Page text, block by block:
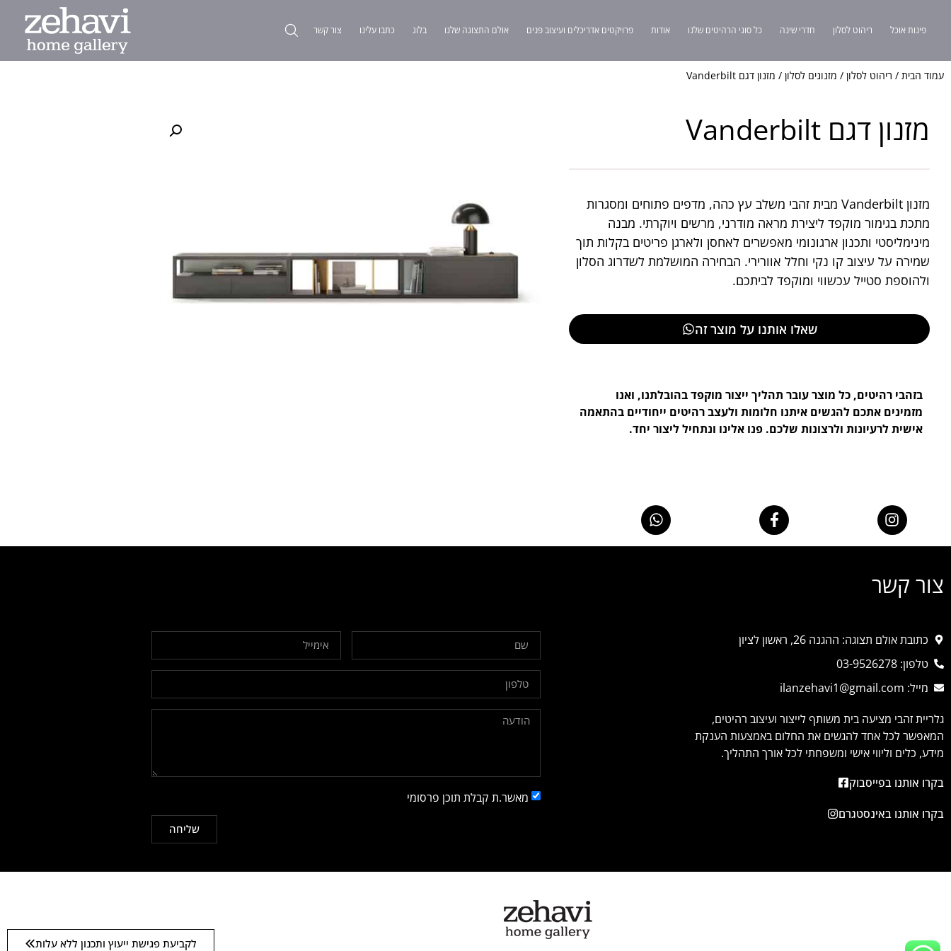
פינות אוכל ריהוט לסלון חדרי שינה כל סוגי הרהיטים שלנו אודות פרויקטים אדריכלים ועיצוב פנים אולם התצוגה שלנו בלוג כתבו עלינו צור קשר
עמוד הבית / ריהוט לסלון / מזנונים לסלון / מזנון דגם Vanderbilt
מזנון דגם Vanderbilt
מזנון Vanderbilt מבית זהבי משלב עץ כהה, מדפים פתוחים ומסגרות
מתכת בגימור מוקפד ליצירת מראה מודרני, מרשים ויוקרתי. מבנה
מינימליסטי ותכנון ארגונומי מאפשרים לאחסן ולארגן פריטים בקלות תוך
שמירה על עיצוב קו נקי וחלל אוורירי. הבחירה המושלמת לשדרוג הסלון
ולהוספת סטייל עכשווי ומוקפד לביתכם.
שאלו אותנו על מוצר זה
בזהבי רהיטים, כל מוצר עובר תהליך ייצור מוקפד בהובלתנו, ואנו
מזמינים אתכם להגשים איתנו חלומות ולעצב רהיטים ייחודיים בהתאמה
אישית לרעיונות ולרצונות שלכם. פנו אלינו ונתחיל ליצור יחד.
צור קשר
כתובת אולם תצוגה: ההגנה 26, ראשון לציון
טלפון: 03-9526278
מייל: ilanzehavi1@gmail.com
גלריית זהבי מציעה בית משותף לייצור ועיצוב רהיטים,
המאפשר לכל אחד להגשים את החלום באמצעות הענקת
מידע, כלים וליווי אישי ומשפחתי לכל אורך התהליך.
בקרו אותנו בפייסבוק
בקרו אותנו באינסטגרם
מאשר.ת קבלת תוכן פרסומי
שליחה
לקביעת פגישת ייעוץ ותכנון ללא עלות